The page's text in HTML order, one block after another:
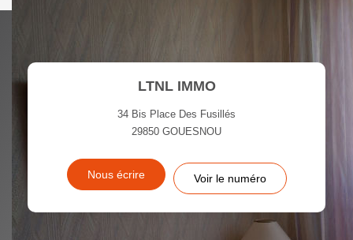
LTNL IMMO
34 Bis Place Des Fusillés
29850 GOUESNOU
Nous écrire Voir le numéro